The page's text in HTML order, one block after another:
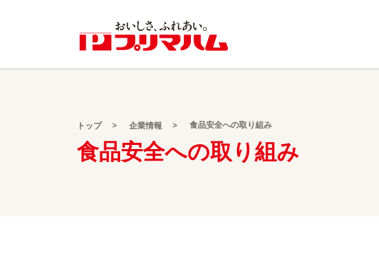
トップ 企業情報 食品安全への取り組み
食品安全への取り組み